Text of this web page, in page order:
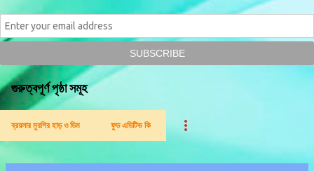
গুরুত্বপূর্ণ পৃষ্ঠা সমূহ
ব্রয়লার মুরগির হাড় ও ডিম ফুড এডিটিভ কি